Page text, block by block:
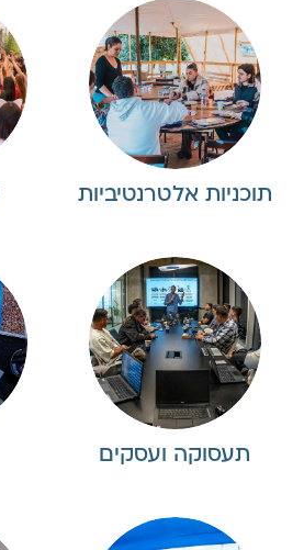
תוכניות אלטרנטיביות
תעסוקה ועסקים